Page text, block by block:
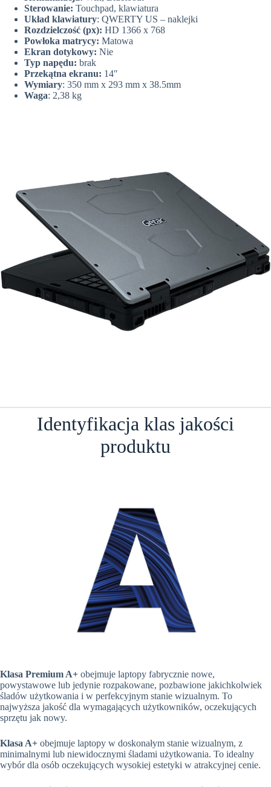
Sterowanie: Touchpad, klawiatura
Układ klawiatury: QWERTY US – naklejki
Rozdzielczość (px): HD 1366 x 768
Powłoka matrycy: Matowa
Ekran dotykowy: Nie
Typ napędu: brak
Przekątna ekranu: 14″
Wymiary: 350 mm x 293 mm x 38.5mm
Waga: 2,38 kg
Identyfikacja klas jakości
produktu
Klasa Premium A+ obejmuje laptopy fabrycznie nowe,
powystawowe lub jedynie rozpakowane, pozbawione jakichkolwiek
śladów użytkowania i w perfekcyjnym stanie wizualnym. To
najwyższa jakość dla wymagających użytkowników, oczekujących
sprzętu jak nowy.
Klasa A+ obejmuje laptopy w doskonałym stanie wizualnym, z
minimalnymi lub niewidocznymi śladami użytkowania. To idealny
wybór dla osób oczekujących wysokiej estetyki w atrakcyjnej cenie.